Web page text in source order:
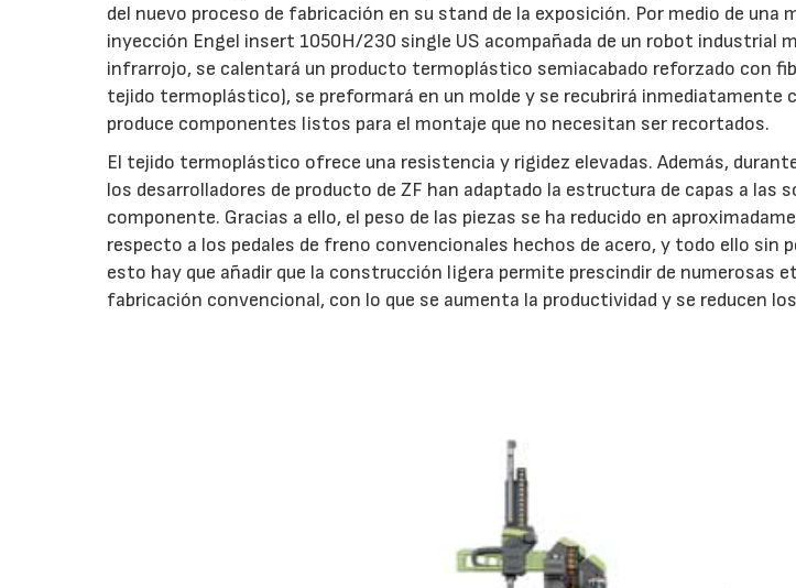
del nuevo proceso de fabricación en su stand de la exposición. Por medio de una
inyección Engel insert 1050H/230 single US acompañada de un robot industrial
infrarrojo, se calentará un producto termoplástico semiacabado reforzado con
tejido termoplástico), se preformará en un molde y se recubrirá inmediatamente
produce componentes listos para el montaje que no necesitan ser recortados.
El tejido termoplástico ofrece una resistencia y rigidez elevadas. Además,
los desarrolladores de producto de ZF han adaptado la estructura de capas a las
componente. Gracias a ello, el peso de las piezas se ha reducido en
respecto a los pedales de freno convencionales hechos de acero, y todo ello sin
esto hay que añadir que la construcción ligera permite prescindir de numerosas
fabricación convencional, con lo que se aumenta la productividad y se reducen